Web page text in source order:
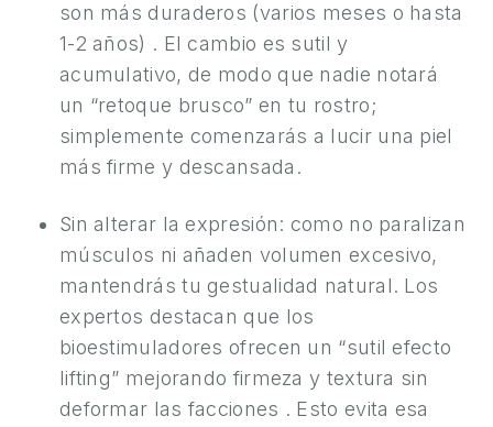
son más duraderos (varios meses o hasta
1-2 años) . El cambio es sutil y
acumulativo, de modo que nadie notará
un “retoque brusco” en tu rostro;
simplemente comenzarás a lucir una piel
más firme y descansada.
Sin alterar la expresión: como no paralizan
músculos ni añaden volumen excesivo,
mantendrás tu gestualidad natural. Los
expertos destacan que los
bioestimuladores ofrecen un “sutil efecto
lifting” mejorando firmeza y textura sin
deformar las facciones . Esto evita esa